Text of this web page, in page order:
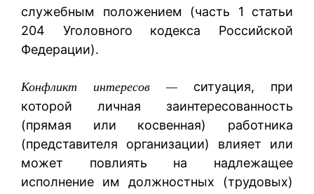
служебным положением (часть 1 статьи
204 Уголовного кодекса Российской
Федерации).
Конфликт интересов — ситуация, при
которой личная заинтересованность
(прямая или косвенная) работника
(представителя организации) влияет или
может повлиять на надлежащее
исполнение им должностных (трудовых)